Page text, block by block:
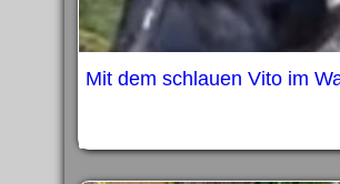
Mit dem schlauen Vito im